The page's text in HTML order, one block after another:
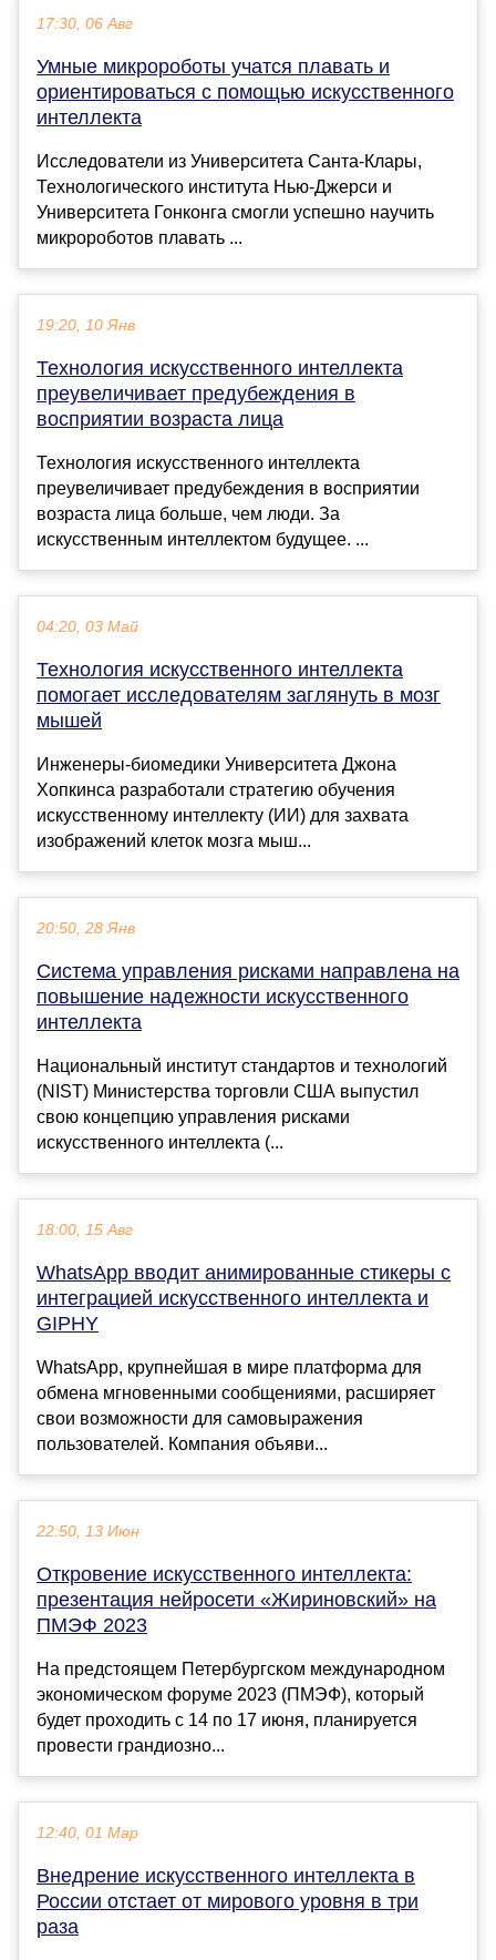
17:30, 06 Авг
Умные микророботы учатся плавать и
ориентироваться с помощью искусственного
интеллекта
Исследователи из Университета Санта-Клары,
Технологического института Нью-Джерси и
Университета Гонконга смогли успешно научить
микророботов плавать ...
19:20, 10 Янв
Технология искусственного интеллекта
преувеличивает предубеждения в
восприятии возраста лица
Технология искусственного интеллекта
преувеличивает предубеждения в восприятии
возраста лица больше, чем люди. За
искусственным интеллектом будущее. ...
04:20, 03 Май
Технология искусственного интеллекта
помогает исследователям заглянуть в мозг
мышей
Инженеры-биомедики Университета Джона
Хопкинса разработали стратегию обучения
искусственному интеллекту (ИИ) для захвата
изображений клеток мозга мыш...
20:50, 28 Янв
Система управления рисками направлена ​​на
повышение надежности искусственного
интеллекта
Национальный институт стандартов и технологий
(NIST) Министерства торговли США выпустил
свою концепцию управления рисками
искусственного интеллекта (...
18:00, 15 Авг
WhatsApp вводит анимированные стикеры с
интеграцией искусственного интеллекта и
GIPHY
WhatsApp, крупнейшая в мире платформа для
обмена мгновенными сообщениями, расширяет
свои возможности для самовыражения
пользователей. Компания объяви...
22:50, 13 Июн
Откровение искусственного интеллекта:
презентация нейросети «Жириновский» на
ПМЭФ 2023
На предстоящем Петербургском международном
экономическом форуме 2023 (ПМЭФ), который
будет проходить с 14 по 17 июня, планируется
провести грандиозно...
12:40, 01 Мар
Внедрение искусственного интеллекта в
России отстает от мирового уровня в три
раза